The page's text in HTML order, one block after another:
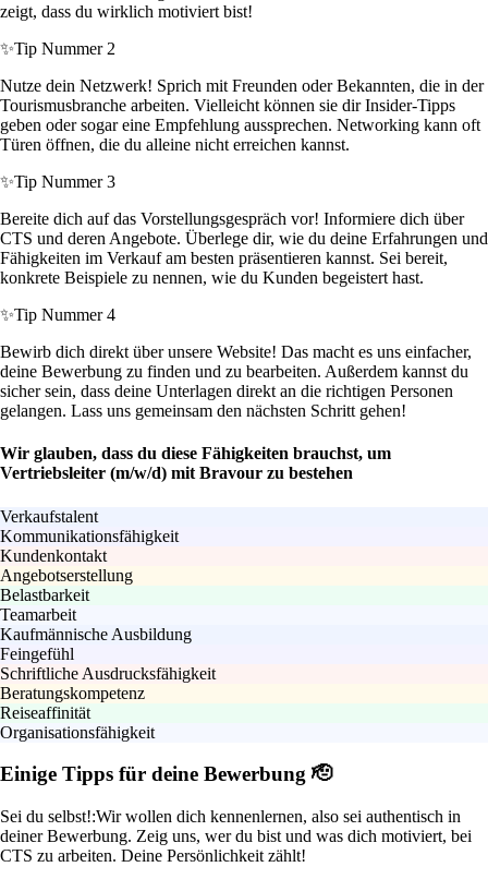
zeigt, dass du wirklich motiviert bist!
✨Tip Nummer 2
Nutze dein Netzwerk! Sprich mit Freunden oder Bekannten, die in der
Tourismusbranche arbeiten. Vielleicht können sie dir Insider-Tipps
geben oder sogar eine Empfehlung aussprechen. Networking kann oft
Türen öffnen, die du alleine nicht erreichen kannst.
✨Tip Nummer 3
Bereite dich auf das Vorstellungsgespräch vor! Informiere dich über
CTS und deren Angebote. Überlege dir, wie du deine Erfahrungen und
Fähigkeiten im Verkauf am besten präsentieren kannst. Sei bereit,
konkrete Beispiele zu nennen, wie du Kunden begeistert hast.
✨Tip Nummer 4
Bewirb dich direkt über unsere Website! Das macht es uns einfacher,
deine Bewerbung zu finden und zu bearbeiten. Außerdem kannst du
sicher sein, dass deine Unterlagen direkt an die richtigen Personen
gelangen. Lass uns gemeinsam den nächsten Schritt gehen!
Wir glauben, dass du diese Fähigkeiten brauchst, um
Vertriebsleiter (m/w/d) mit Bravour zu bestehen
Verkaufstalent
Kommunikationsfähigkeit
Kundenkontakt
Angebotserstellung
Belastbarkeit
Teamarbeit
Kaufmännische Ausbildung
Feingefühl
Schriftliche Ausdrucksfähigkeit
Beratungskompetenz
Reiseaffinität
Organisationsfähigkeit
Einige Tipps für deine Bewerbung 🫡
Sei du selbst!:Wir wollen dich kennenlernen, also sei authentisch in
deiner Bewerbung. Zeig uns, wer du bist und was dich motiviert, bei
CTS zu arbeiten. Deine Persönlichkeit zählt!